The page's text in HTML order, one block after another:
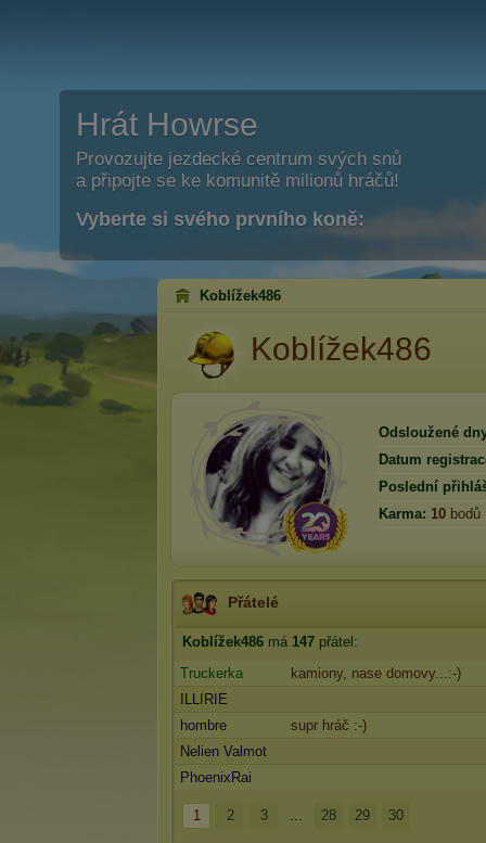
Hrát Howrse
Provozujte jezdecké centrum svých snů
a připojte se ke komunitě milionů hráčů!
Vyberte si svého prvního koně:
Koblížek486
Koblížek486
Odsloužené
Datum
Poslední
Karma: 10 bodů
Přátelé
Koblížek486 má 147 přátel:
Truckerka
kamiony, nase domovy...:-)
ILLIRIE
hombre
supr hráč :-)
Nelien Valmot
PhoenixRai
1 2 3 ... 28 29 30